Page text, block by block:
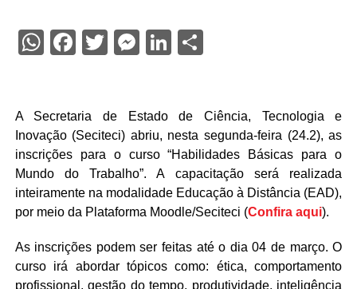
WhatsApp
Facebook
Twitter
Messenger
LinkedIn
Share
A Secretaria de Estado de Ciência, Tecnologia e
Inovação (Seciteci) abriu, nesta segunda-feira (24.2), as
inscrições para o curso “Habilidades Básicas para o
Mundo do Trabalho”. A capacitação será realizada
inteiramente na modalidade Educação à Distância (EAD),
por meio da Plataforma Moodle/Seciteci (Confira aqui).
As inscrições podem ser feitas até o dia 04 de março. O
curso irá abordar tópicos como: ética, comportamento
profissional, gestão do tempo, produtividade, inteligência